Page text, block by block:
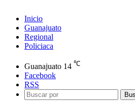
Inicio
Guanajuato
Regional
Policiaca
Guanajuato 14 ℃
Facebook
RSS